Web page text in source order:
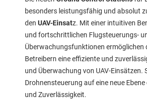
besonders leistungsfähig und absolut
den UAV-Einsatz. Mit einer intuitiven
und fortschrittlichen Flugsteuerungs-
Überwachungsfunktionen ermöglichen
Betreibern eine effiziente und
und Überwachung von UAV-Einsätzen.
Drohnensteuerung auf eine neue
und Zuverlässigkeit.